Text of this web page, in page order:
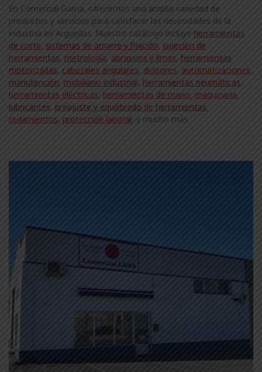
En Comercial Gama, ofrecemos una amplia variedad de
productos y servicios para satisfacer las necesidades de la
industria en Arguedas. Nuestro catálogo incluye herramientas
de corte, sistemas de amarre y fijación, sujeción de
herramientas, metrología, abrasivos y limas, herramientas
motorizadas, cabezales angulares, divisores, automatizaciones,
manutención, mobiliario industrial, herramientas neumáticas,
herramientas eléctricas, herramientas de mano, maquinaria,
lubricantes, preajuste y equilibrado de herramientas,
rodamientos, protección laboral, y mucho más.